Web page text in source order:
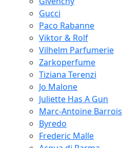
Gucci
Paco Rabanne
Viktor & Rolf
Vilhelm Parfumerie
Zarkoperfume
Tiziana Terenzi
Jo Malone
Juliette Has A Gun
Marc-Antoine Barrois
Byredo
Frederic Malle